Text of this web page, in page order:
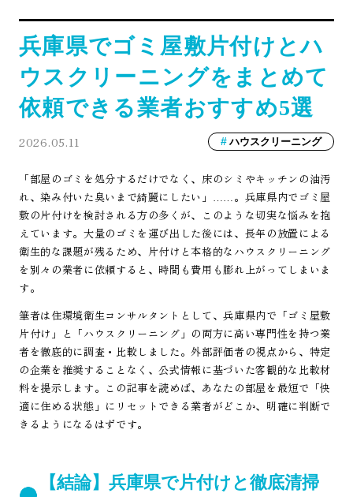
兵庫県でゴミ屋敷片付けとハ
ウスクリーニングをまとめて
依頼できる業者おすすめ5選
2026.05.11 ハウスクリーニング
「部屋のゴミを処分するだけでなく、床のシミやキッチンの油汚
れ、染み付いた臭いまで綺麗にしたい」……。兵庫県内でゴミ屋
敷の片付けを検討される方の多くが、このような切実な悩みを抱
えています。大量のゴミを運び出した後には、長年の放置による
衛生的な課題が残るため、片付けと本格的なハウスクリーニング
を別々の業者に依頼すると、時間も費用も膨れ上がってしまいま
す。
筆者は住環境衛生コンサルタントとして、兵庫県内で「ゴミ屋敷
片付け」と「ハウスクリーニング」の両方に高い専門性を持つ業
者を徹底的に調査・比較しました。外部評価者の視点から、特定
の企業を推奨することなく、公式情報に基づいた客観的な比較材
料を提示します。この記事を読めば、あなたの部屋を最短で「快
適に住める状態」にリセットできる業者がどこか、明確に判断で
きるようになるはずです。
【結論】兵庫県で片付けと徹底清掃